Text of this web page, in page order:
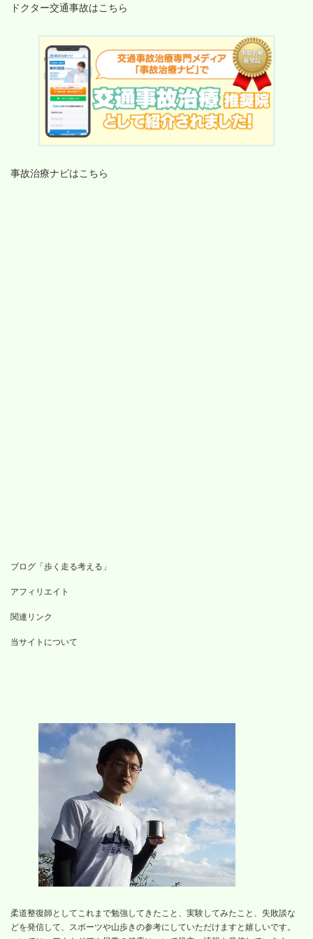
ドクター交通事故はこちら
事故治療ナビはこちら
ブログ「歩く走る考える」
アフィリエイト
関連リンク
当サイトについて
柔道整復師としてこれまで勉強してきたこと、実験してみたこと、失敗談な
どを発信して、スポーツや山歩きの参考にしていただけますと嬉しいです。